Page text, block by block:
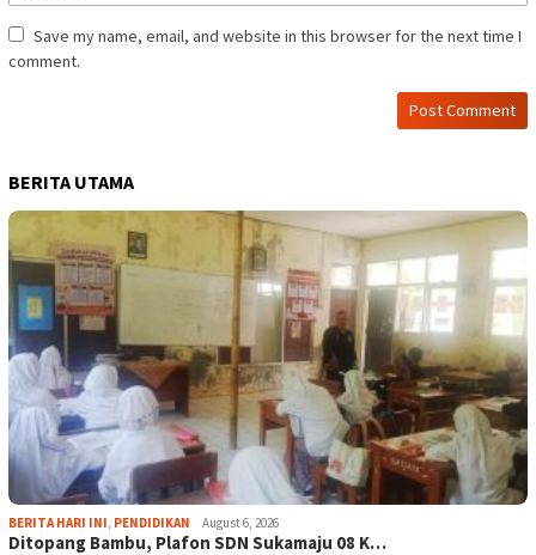
Save my name, email, and website in this browser for the next time I
comment.
BERITA UTAMA
BERITA HARI INI, PENDIDIKAN August 6, 2026
Ditopang Bambu, Plafon SDN Sukamaju 08 K…